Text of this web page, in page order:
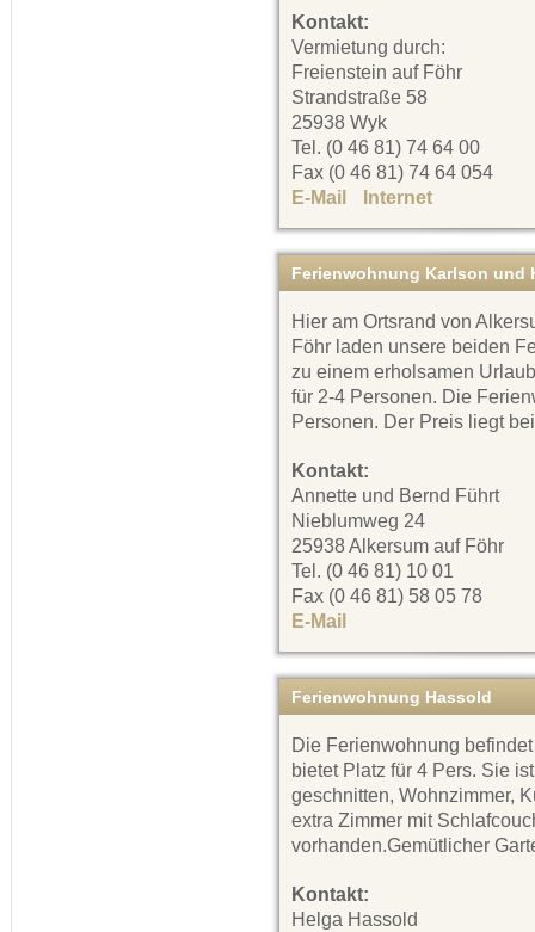
Kontakt:
Vermietung durch:
Freienstein auf Föhr
Strandstraße 58
25938 Wyk
Tel. (0 46 81) 74 64 00
Fax (0 46 81) 74 64 054
E-Mail
Internet
Ferienwohnung Karlson und
Hier am Ortsrand von
Föhr laden unsere beiden
zu einem erholsamen
für 2-4 Personen. Die
Personen. Der Preis liegt
Kontakt:
Annette und Bernd Führt
Nieblumweg 24
25938 Alkersum auf Föhr
Tel. (0 46 81) 10 01
Fax (0 46 81) 58 05 78
E-Mail
Ferienwohnung Hassold
Die Ferienwohnung
bietet Platz für 4 Pers. Sie
geschnitten, Wohnzimmer,
extra Zimmer mit
vorhanden.Gemütlicher
Kontakt:
Helga Hassold